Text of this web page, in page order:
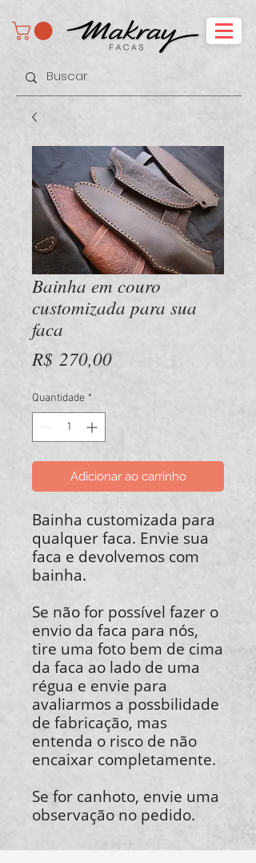
Bainha em couro
customizada para sua
faca
R$ 270,00Preço
Quantidade *
Adicionar ao carrinho
Bainha customizada para
qualquer faca. Envie sua
faca e devolvemos com
bainha.
Se não for possível fazer o
envio da faca para nós,
tire uma foto bem de cima
da faca ao lado de uma
régua e envie para
avaliarmos a possbilidade
de fabricação, mas
entenda o risco de não
encaixar completamente.
Se for canhoto, envie uma
observação no pedido.